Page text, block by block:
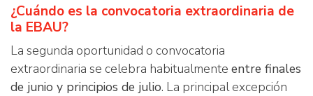
¿Cuándo es la convocatoria extraordinaria de
la EBAU?
La segunda oportunidad o convocatoria
extraordinaria se celebra habitualmente entre finales
de junio y principios de julio. La principal excepción